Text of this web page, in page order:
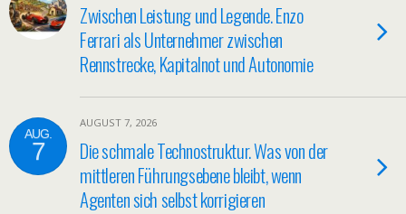
Zwischen Leistung und Legende. Enzo
Ferrari als Unternehmer zwischen
Rennstrecke, Kapitalnot und Autonomie
AUG.
7
AUGUST 7, 2026
Die schmale Technostruktur. Was von der
mittleren Führungsebene bleibt, wenn
Agenten sich selbst korrigieren